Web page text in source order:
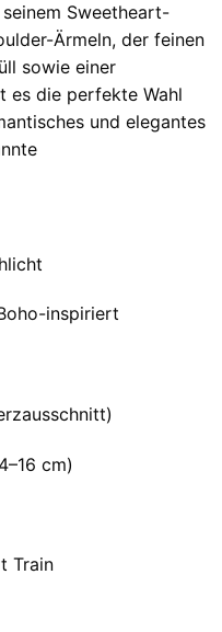
Sweetheart-
Ärmeln, der feinen
sowie einer
es die perfekte Wahl
und elegantes
inspiriert
cm)
Train